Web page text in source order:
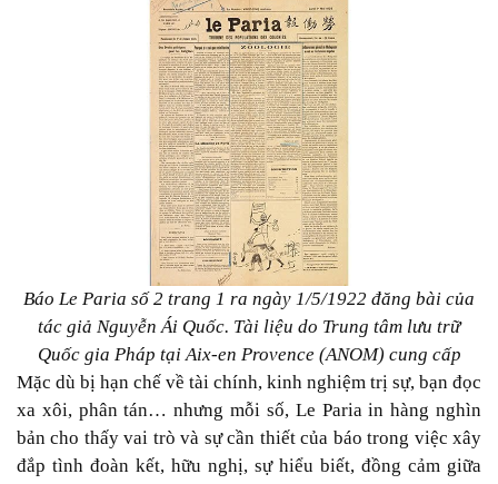
Báo Le Paria số 2 trang 1 ra ngày 1/5/1922 đăng bài của
tác giả Nguyễn Ái Quốc. Tài liệu do Trung tâm lưu trữ
Quốc gia Pháp tại Aix-en Provence (ANOM) cung cấp
Mặc dù bị hạn chế về tài chính, kinh nghiệm trị sự, bạn đọc
xa xôi, phân tán… nhưng mỗi số, Le Paria in hàng nghìn
bản cho thấy vai trò và sự cần thiết của báo trong việc xây
đắp tình đoàn kết, hữu nghị, sự hiểu biết, đồng cảm giữa